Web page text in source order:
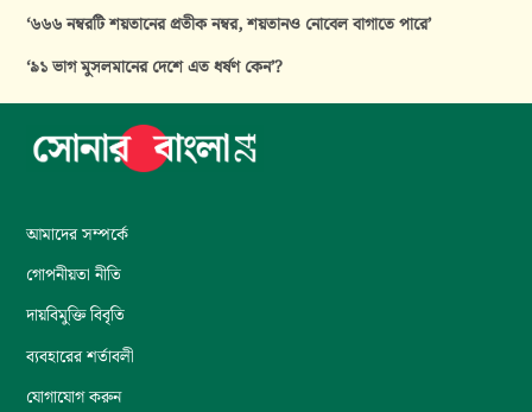
‘৬৬৬ নম্বরটি শয়তানের প্রতীক নম্বর, শয়তানও নোবেল বাগাতে পারে’
‘৯১ ভাগ মুসলমানের দেশে এত ধর্ষণ কেন’?
আমাদের সম্পর্কে
গোপনীয়তা নীতি
দায়বিমুক্তি বিবৃতি
ব্যবহারের শর্তাবলী
যোগাযোগ করুন